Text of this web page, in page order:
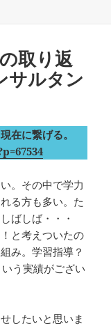
取り返
サルタン
在に繋げる。
。その中で学力
る方も多い。た
ばしば・・・
と考えついたの
み。学習指導？
う実績がござい
したいと思いま